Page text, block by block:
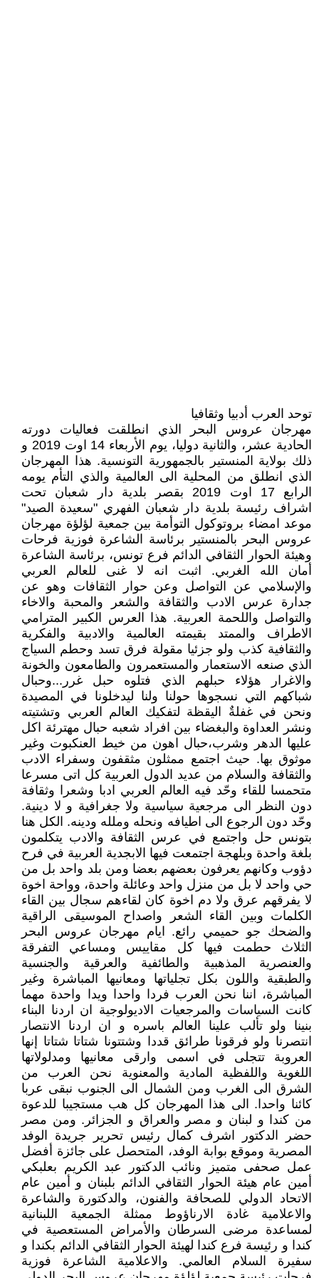
توحد العرب أدبيا وثقافيا
مهرجان عروس البحر الذي انطلقت فعاليات دورته
الحادية عشر، والثانية دوليا، يوم الأربعاء 14 اوت 2019 و
ذلك بولاية المنستير بالجمهورية التونسية. هذا المهرجان
الذي انطلق من المحلية الى العالمية والذي التأم يومه
الرابع 17 اوت 2019 بقصر بلدية دار شعبان تحت
اشراف رئيسة بلدية دار شعبان الفهري "سعيدة الصيد"
موعد امضاء بروتوكول التوأمة بين جمعية لؤلؤة مهرجان
عروس البحر بالمنستير برئاسة الشاعرة فوزية فرحات
وهيئة الحوار الثقافي الدائم فرع تونس، برئاسة الشاعرة
أمان الله الغربي. اثبت انه لا غنى للعالم العربي
والإسلامي عن التواصل وعن حوار الثقافات وهو عن
جدارة عرس الادب والثقافة والشعر والمحبة والاخاء
والتواصل واللحمة العربية. هذا العرس الكبير المترامي
الاطراف والممتد بقيمته العالمية والادبية والفكرية
والثقافية كذب ولو جزئيا مقولة فرق تسد وحطم السياج
الذي صنعه الاستعمار والمستعمرون والطامعون والخونة
والاغرار هؤلاء حبلهم الذي فتلوه حبل غرر...وحبال
شباكهم التي نسجوها حولنا ولنا ليدخلونا في المصيدة
ونحن في غفلةٌ اليقظة لتفكيك العالم العربي وتشتيته
ونشر العداوة والبغضاء بين افراد شعبه حبال مهترئة اكل
عليها الدهر وشرب،حبال اهون من خيط العنكبوت وغير
موثوق بها. حيث اجتمع ممثلون مثقفون وسفراء الادب
والثقافة والسلام من عديد الدول العربية كل اتى مسرعا
متحمسا للقاء وحّد فيه العالم العربي ادبا وشعرا وثقافة
دون النظر الى مرجعية سياسية ولا جغرافية و لا دينية.
وحّد دون الرجوع الى اطيافه ونحله وملله ودينه. الكل هنا
بتونس حل واجتمع في عرس الثقافة والادب يتكلمون
بلغة واحدة وبلهجة اجتمعت فيها الابجدية العربية في فرح
دؤوب وكانهم يعرفون بعضهم بعضا ومن بلد واحد بل من
حي واحد لا بل من منزل واحد وعائلة واحدة، وواحة اخوة
لا يفرقهم عرق ولا دم اخوة كان لقاءهم سجال بين القاء
الكلمات وبين القاء الشعر واصداح الموسيقى الراقية
والضحك جو حميمي رائع. ايام مهرجان عروس البحر
الثلاث حطمت فيها كل مقاييس ومساعي التفرقة
والعنصرية المذهبية والطائفية والعرقية والجنسية
والطبقية واللون بكل تجلياتها ومعانيها المباشرة وغير
المباشرة، اننا نحن العرب فردا واحدا ويدا واحدة مهما
كانت السياسات والمرجعيات الاديولوجية ان اردنا البناء
بنينا ولو تألب علينا العالم باسره و ان اردنا الانتصار
انتصرنا ولو فرقونا طرائق قددا وشتتونا شتاتا شتاتا إنها
العروبة تتجلى في اسمى وارقى معانيها ومدلولاتها
اللغوية واللفظية المادية والمعنوية نحن العرب من
الشرق الى الغرب ومن الشمال الى الجنوب نبقى عربا
كائنا واحدا. الى هذا المهرجان كل هب مستجيبا للدعوة
من كندا و لبنان و مصر والعراق و الجزائر. ومن مصر
حضر الدكتور اشرف كمال رئيس تحرير جريدة الوفد
المصرية وموقع بوابة الوفد، المتحصل على جائزة أفضل
عمل صحفى متميز ونائب الدكتور عبد الكريم بعلبكي
أمين عام هيئة الحوار الثقافي الدائم بلبنان و أمين عام
الاتحاد الدولي للصحافة والفنون، والدكتورة والشاعرة
والاعلامية غادة الارناؤوط ممثلة الجمعية اللبنانية
لمساعدة مرضى السرطان والأمراض المستعصية في
كندا و رئيسة فرع كندا لهيئة الحوار الثقافي الدائم بكندا و
سفيرة السلام العالمي. والاعلامية الشاعرة فوزية